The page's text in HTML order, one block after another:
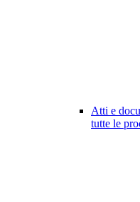
Atti e
tutte le